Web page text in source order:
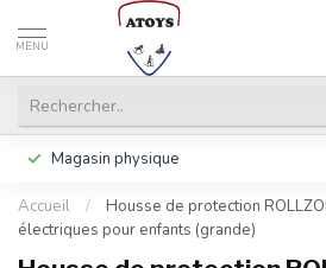
MENU
Magasin physique
Accueil /
Housse de protection
électriques pour enfants (grande)